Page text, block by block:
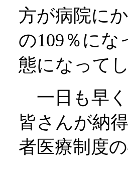
方が病院に
の109％に
態になって
一日も早く
皆さんが納
者医療制度